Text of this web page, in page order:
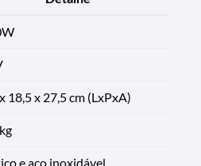
18,5 x 27,5 cm (LxPxA)
e aço inoxidável